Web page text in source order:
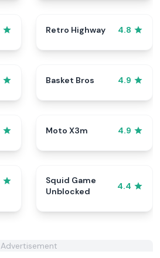
Retro Highway 4.8
Basket Bros 4.9
Moto X3m 4.9
Squid Game
Unblocked
4.4
Advertisement